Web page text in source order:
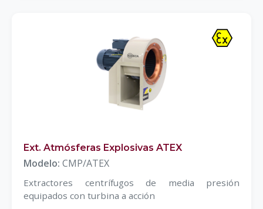
Ext. Atmósferas Explosivas ATEX
Modelo: CMP/ATEX
Extractores centrífugos de media presión
equipados con turbina a acción